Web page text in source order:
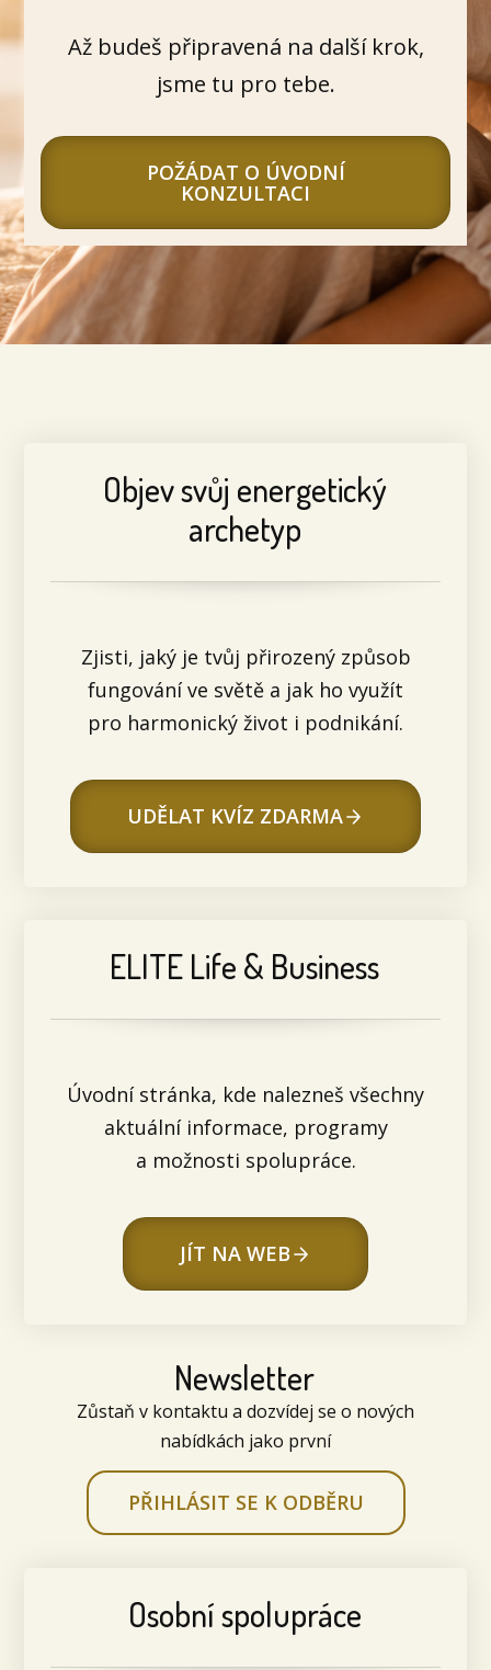
Až budeš připravená na další krok,
jsme tu pro tebe.
POŽÁDAT O ÚVODNÍ
KONZULTACI
Objev svůj energetický
archetyp
Zjisti, jaký je tvůj přirozený způsob
fungování ve světě a jak ho využít
pro harmonický život i podnikání.
UDĚLAT KVÍZ ZDARMA
ELITE Life & Business
Úvodní stránka, kde nalezneš všechny
aktuální informace, programy
a možnosti spolupráce.
JÍT NA WEB
Newsletter
Zůstaň v kontaktu a dozvídej se o nových
nabídkách jako první
PŘIHLÁSIT SE K ODBĚRU
Osobní spolupráce